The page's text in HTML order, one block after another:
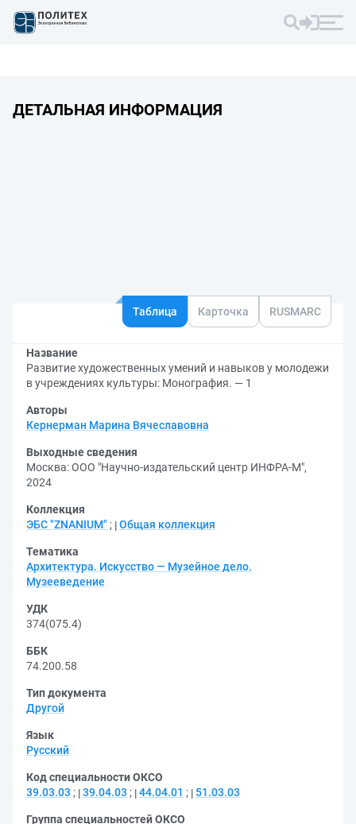
ДЕТАЛЬНАЯ ИНФОРМАЦИЯ
Таблица Карточка RUSMARC
Название
Развитие художественных умений и навыков у молодежи
в учреждениях культуры: Монография. — 1
Авторы
Кернерман Марина Вячеславовна
Выходные сведения
Москва: ООО "Научно-издательский центр ИНФРА-М",
2024
Коллекция
ЭБС "ZNANIUM" ; Общая коллекция
Тематика
Архитектура. Искусство — Музейное дело.
Музееведение
УДК
374(075.4)
ББК
74.200.58
Тип документа
Другой
Язык
Русский
Код специальности ОКСО
39.03.03 ; 39.04.03 ; 44.04.01 ; 51.03.03
Группа специальностей ОКСО